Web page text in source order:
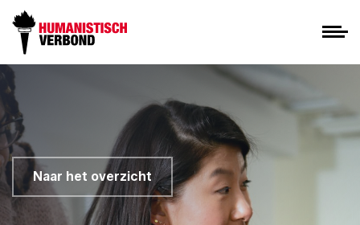
Naar het overzicht